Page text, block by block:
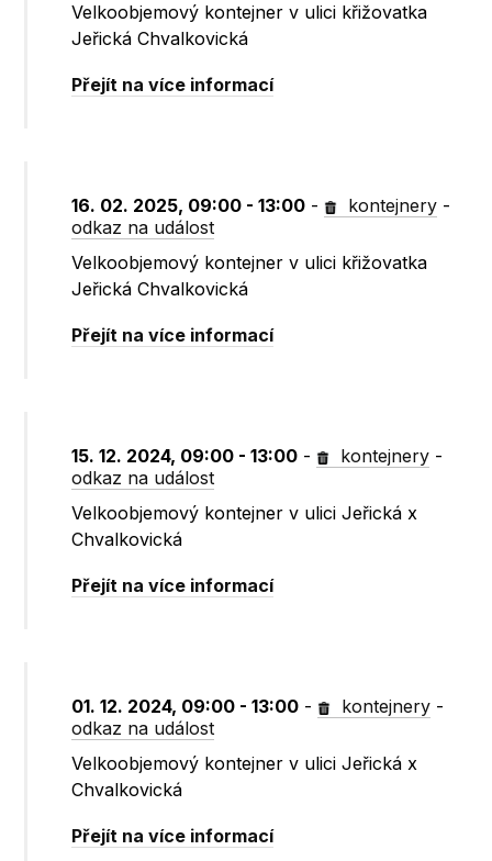
Velkoobjemový kontejner v ulici křižovatka
Jeřická Chvalkovická
Přejít na více informací
16. 02. 2025, 09:00 - 13:00 - kontejnery -
odkaz na událost
Velkoobjemový kontejner v ulici křižovatka
Jeřická Chvalkovická
Přejít na více informací
15. 12. 2024, 09:00 - 13:00 - kontejnery -
odkaz na událost
Velkoobjemový kontejner v ulici Jeřická x
Chvalkovická
Přejít na více informací
01. 12. 2024, 09:00 - 13:00 - kontejnery -
odkaz na událost
Velkoobjemový kontejner v ulici Jeřická x
Chvalkovická
Přejít na více informací